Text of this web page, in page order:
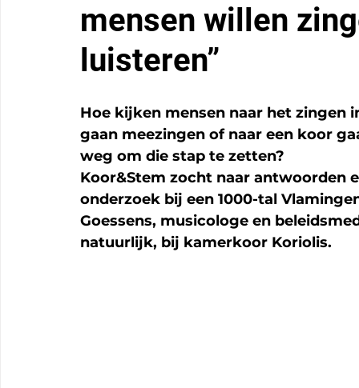
mensen willen
luisteren”
Hoe kijken mensen naar het zingen
gaan meezingen of naar een koor
weg om die stap te zetten?
Koor&Stem zocht naar antwoorden
onderzoek bij een 1000-tal
Goessens, musicologe en
natuurlijk, bij kamerkoor Koriolis.